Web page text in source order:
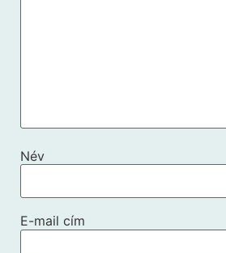
Név
E-mail cím